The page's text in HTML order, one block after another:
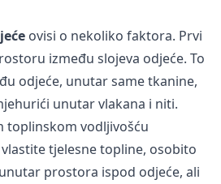
ovisi o nekoliko faktora. Prvi
između slojeva odjeće. To
odjeće, unutar same tkanine,
unutar vlakana i niti.
toplinskom vodljivošću
tjelesne topline, osobito
prostora ispod odjeće, ali